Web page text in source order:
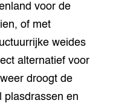
voor de
of met
weides
alternatief voor
droogt de
plasdrassen en